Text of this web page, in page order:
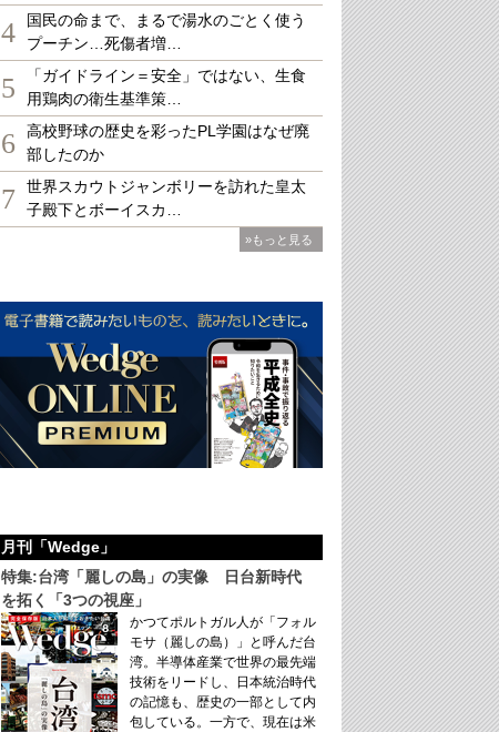
4
国民の命まで、まるで湯水のごとく使う
プーチン…死傷者増…
5
「ガイドライン＝安全」ではない、生食
用鶏肉の衛生基準策…
6
高校野球の歴史を彩ったPL学園はなぜ廃
部したのか
7
世界スカウトジャンボリーを訪れた皇太
子殿下とボーイスカ…
»もっと見る
月刊「Wedge」
特集:台湾「麗しの島」の実像 日台新時代
を拓く「3つの視座」
かつてポルトガル人が「フォル
モサ（麗しの島）」と呼んだ台
湾。半導体産業で世界の最先端
技術をリードし、日本統治時代
の記憶も、歴史の一部として内
包している。一方で、現在は米